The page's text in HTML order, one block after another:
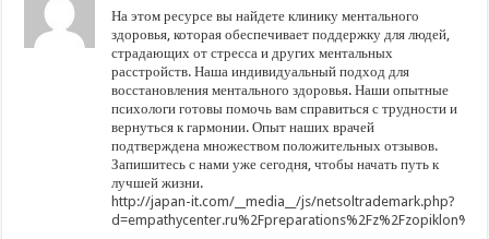
На этом ресурсе вы найдете клинику ментального
здоровья, которая обеспечивает поддержку для людей,
страдающих от стресса и других ментальных
расстройств. Наша индивидуальный подход для
восстановления ментального здоровья. Наши опытные
психологи готовы помочь вам справиться с трудности и
вернуться к гармонии. Опыт наших врачей
подтверждена множеством положительных отзывов.
Запишитесь с нами уже сегодня, чтобы начать путь к
лучшей жизни.
http://japan-it.com/__media__/js/netsoltrademark.php?
d=empathycenter.ru%2Fpreparations%2Fz%2Fzopiklon%2F